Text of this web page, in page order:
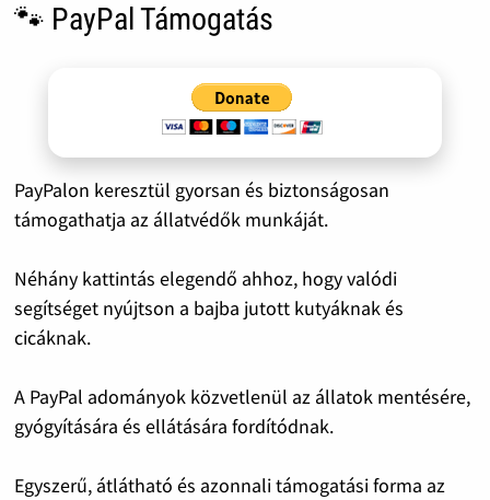
🐾 PayPal Támogatás
PayPalon keresztül gyorsan és biztonságosan
támogathatja az állatvédők munkáját.
Néhány kattintás elegendő ahhoz, hogy valódi
segítséget nyújtson a bajba jutott kutyáknak és
cicáknak.
A PayPal adományok közvetlenül az állatok mentésére,
gyógyítására és ellátására fordítódnak.
Egyszerű, átlátható és azonnali támogatási forma az